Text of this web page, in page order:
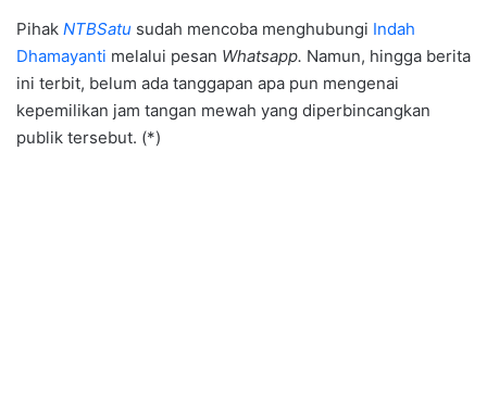
Pihak NTBSatu sudah mencoba menghubungi Indah
Dhamayanti melalui pesan Whatsapp. Namun, hingga berita
ini terbit, belum ada tanggapan apa pun mengenai
kepemilikan jam tangan mewah yang diperbincangkan
publik tersebut. (*)